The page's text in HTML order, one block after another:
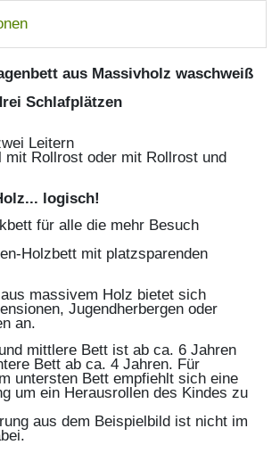
aus Massivholz waschweiß
Schlafplätzen
Leitern
mit Rollrost oder mit Rollrost und
logisch!
für alle die mehr Besuch
Holzbett mit platzsparenden
massivem Holz bietet sich
Jugendherbergen oder
an.
mittlere Bett ist ab ca. 6 Jahren
Bett ab ca. 4 Jahren. Für
untersten Bett empfiehlt sich eine
um ein Herausrollen des Kindes zu
aus dem Beispielbild ist nicht im